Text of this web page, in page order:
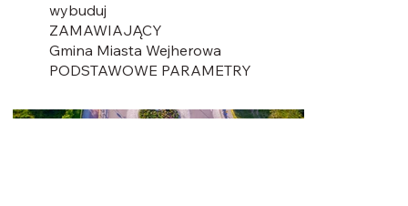
wybuduj
ZAMAWIAJĄCY
Gmina Miasta Wejherowa
PODSTAWOWE PARAMETRY